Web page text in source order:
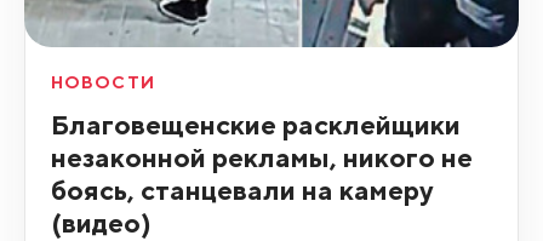
НОВОСТИ
Благовещенские расклейщики
незаконной рекламы, никого не
боясь, станцевали на камеру
(видео)